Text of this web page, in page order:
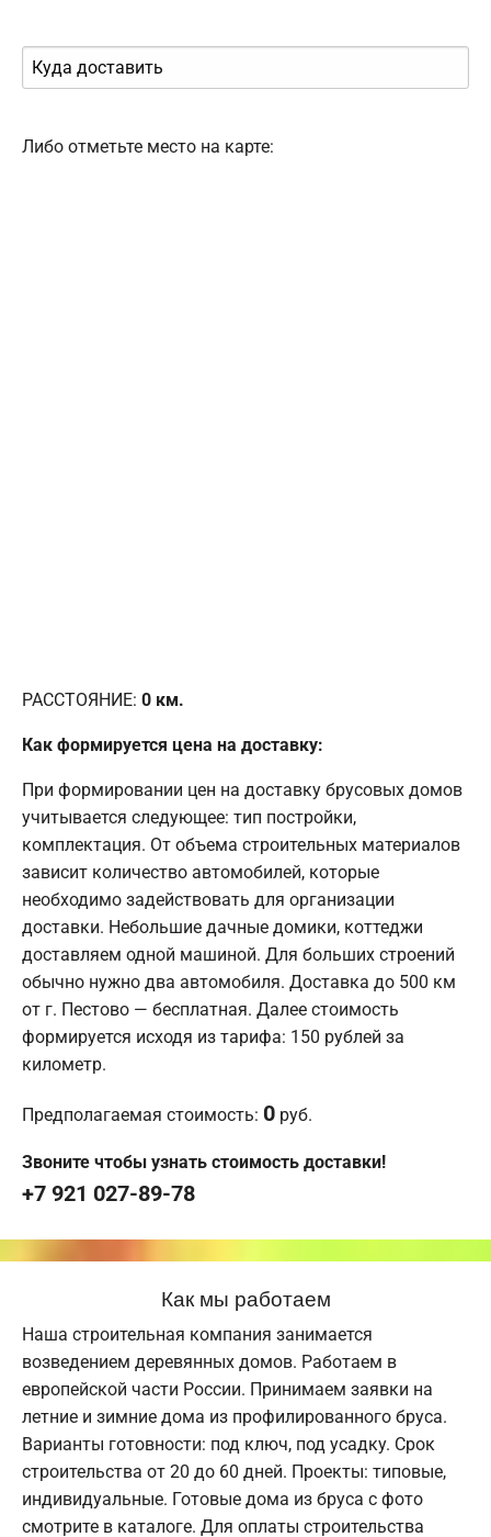
Либо отметьте место на карте:
РАССТОЯНИЕ: 0 км.
Как формируется цена на доставку:
При формировании цен на доставку брусовых домов
учитывается следующее: тип постройки,
комплектация. От объема строительных материалов
зависит количество автомобилей, которые
необходимо задействовать для организации
доставки. Небольшие дачные домики, коттеджи
доставляем одной машиной. Для больших строений
обычно нужно два автомобиля. Доставка до 500 км
от г. Пестово — бесплатная. Далее стоимость
формируется исходя из тарифа: 150 рублей за
километр.
Предполагаемая стоимость: 0 руб.
Звоните чтобы узнать стоимость доставки!
+7 921 027-89-78
Как мы работаем
Наша строительная компания занимается
возведением деревянных домов. Работаем в
европейской части России. Принимаем заявки на
летние и зимние дома из профилированного бруса.
Варианты готовности: под ключ, под усадку. Срок
строительства от 20 до 60 дней. Проекты: типовые,
индивидуальные. Готовые дома из бруса с фото
смотрите в каталоге. Для оплаты строительства